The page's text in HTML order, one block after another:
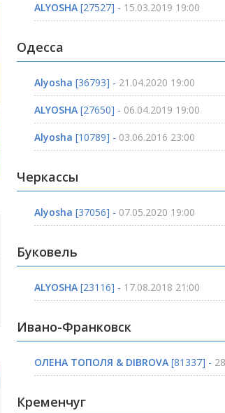
ALYOSHA [27527] - 15.03.2019 19:00
Одесса
Alyosha [36793] - 21.04.2020 19:00
ALYOSHA [27650] - 06.04.2019 19:00
Alyosha [10789] - 03.06.2016 23:00
Черкассы
Alyosha [37056] - 07.05.2020 19:00
Буковель
ALYOSHA [23116] - 17.08.2018 21:00
Ивано-Франковск
ОЛЕНА ТОПОЛЯ & DIBROVA [81337] -
Кременчуг